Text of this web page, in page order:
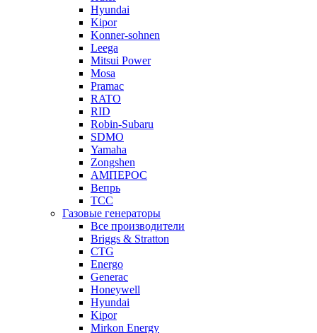
Hyundai
Kipor
Konner-sohnen
Leega
Mitsui Power
Mosa
Pramac
RATO
RID
Robin-Subaru
SDMO
Yamaha
Zongshen
АМПЕРОС
Вепрь
ТСС
Газовые генераторы
Все производители
Briggs & Stratton
CTG
Energo
Generac
Honeywell
Hyundai
Kipor
Mirkon Energy